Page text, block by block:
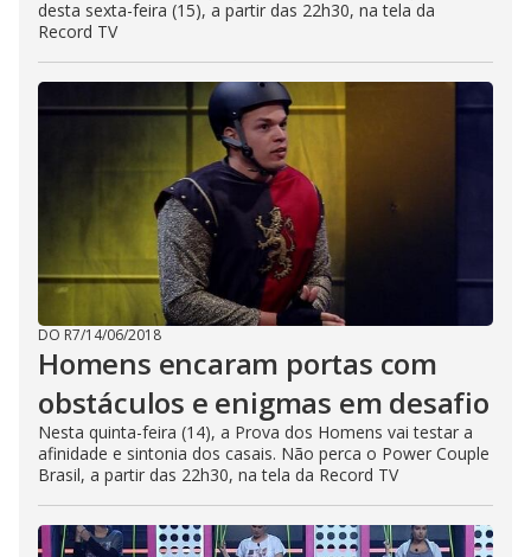
desta sexta-feira (15), a partir das 22h30, na tela da
Record TV
DO R7/14/06/2018
Homens encaram portas com
obstáculos e enigmas em desafio
Nesta quinta-feira (14), a Prova dos Homens vai testar a
afinidade e sintonia dos casais. Não perca o Power Couple
Brasil, a partir das 22h30, na tela da Record TV